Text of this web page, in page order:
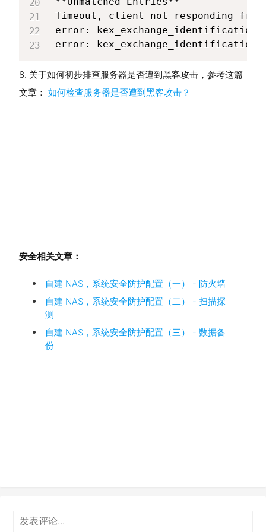
Timeout, client not responding
error:
error:
8. 关于如何初步排查服务器是否遭到黑客攻击，参考这篇
文章： 如何检查服务器是否遭到黑客攻击？
安全相关文章：
自建 NAS，系统安全防护配置（一） - 防火墙
自建 NAS，系统安全防护配置（二） - 扫描探
测
自建 NAS，系统安全防护配置（三） - 数据备
份